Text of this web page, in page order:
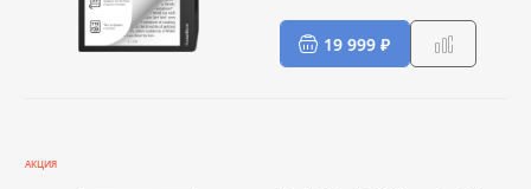
19 999 ₽
АКЦИЯ